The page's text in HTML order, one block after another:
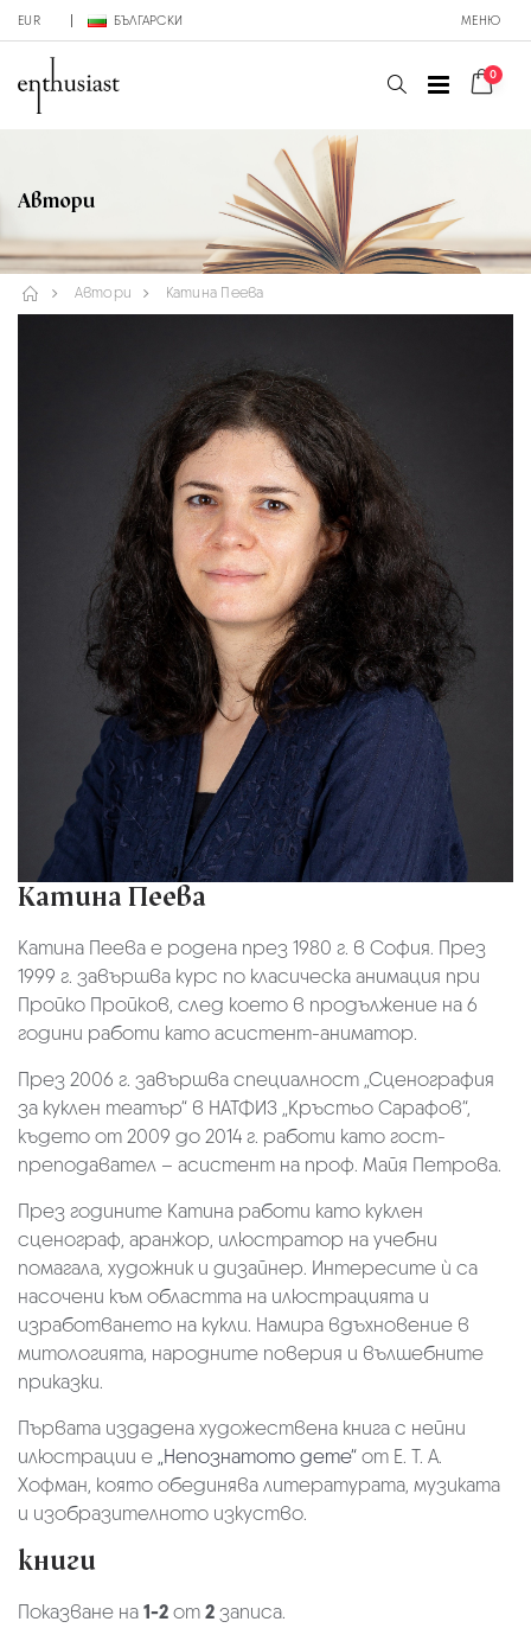
EUR БЪЛГАРСКИ МЕНЮ
0
Автори
Автори Катина Пеева
Катина Пеева
Катина Пеева е родена през 1980 г. в София. През
1999 г. завършва курс по класическа анимация при
Пройко Пройков, след което в продължение на 6
години работи като асистент-аниматор.
През 2006 г. завършва специалност „Сценография
за куклен театър“ в НАТФИЗ „Кръстьо Сарафов“,
където от 2009 до 2014 г. работи като гост-
преподавател – асистент на проф. Майя Петрова.
През годините Катина работи като куклен
сценограф, аранжор, илюстратор на учебни
помагала, художник и дизайнер. Интересите ѝ са
насочени към областта на илюстрацията и
изработването на кукли. Намира вдъхновение в
митологията, народните поверия и вълшебните
приказки.
Първата издадена художествена книга с нейни
илюстрации е „Непознатото дете“от Е. Т. А.
Хофман, която обединява литературата, музиката
и изобразителното изкуство.
книги
Показване на1-2от2записа.